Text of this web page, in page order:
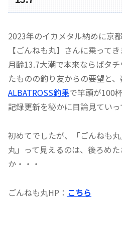
2023年のイカメタル納めに京
【ごんねも丸】さんに乗ってき
月齢13.7大潮で本来ならばタ
たものの釣り友からの要望と
ALBATROSS釣果で竿頭が100
記録更新を秘かに目論見ていっ
初めてでしたが、「ごんねも
丸」って見えるのは、後ろめ
か・・・
ごんねも丸HP： こちら